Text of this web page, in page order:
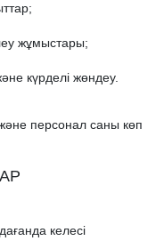
жұмыстары;
күрделі жөндеу.
персонал саны көп
келесі